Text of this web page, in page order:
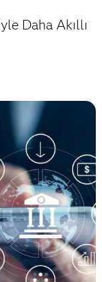
Daha Akıllı